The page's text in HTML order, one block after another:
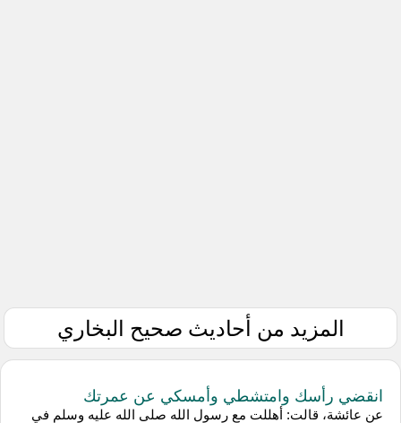
المزيد من أحاديث صحيح البخاري
انقضي رأسك وامتشطي وأمسكي عن عمرتك
عن عائشة، قالت: أهللت مع رسول الله صلى الله عليه وسلم في